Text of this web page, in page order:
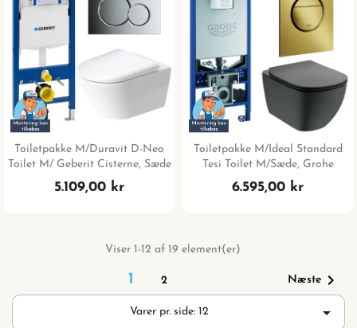
Toiletpakke M/Duravit D-Neo
Toilet M/ Geberit Cisterne, Sæde
Og Matsort Trykplade
5.109,00 kr
Toiletpakke M/Ideal Standard
Tesi Toilet M/sæde, Grohe
Cisterne Og Mat Sort Trykknap
6.595,00 kr
Viser 1-12 af 19 element(er)
1 2 Næste 
Varer pr. side: 12 